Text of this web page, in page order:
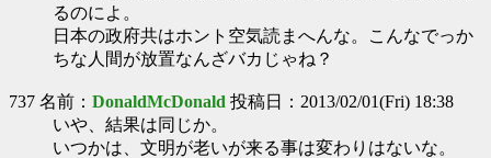
るのによ。
日本の政府共はホント空気読まへんな。こんなでっか
ちな人間が放置なんざバカじゃね？
737 名前： DonaldMcDonald 投稿日：2013/02/01(Fri) 18:38
いや、結果は同じか。
いつかは、文明が老いが来る事は変わりはないな。